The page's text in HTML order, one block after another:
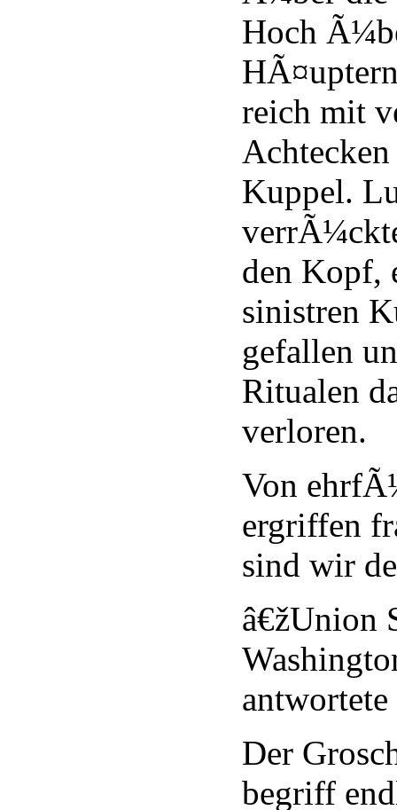
Hoch
reich mit
Kuppel.
den Kopf,
sinistren
gefallen
Ritualen
verloren.
Von
ergriffen
sind wir
â€žUnion
antwortete
Der
begriff